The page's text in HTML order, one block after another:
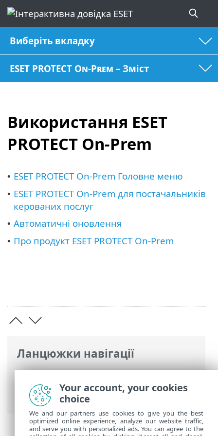
Виберіть вкладку
ESET PROTECT On-Prem – Зміст
Використання ESET
PROTECT On-Prem
Ланцюжки навігації
Інтерактивна довідка ESET>ESET
PROTECT On-Prem>Використання ESET
PROTECT On-Prem
• ESET PROTECT On-Prem Головне меню
• ESET PROTECT On-Prem для постачальників
керованих послуг
• Автоматичні оновлення
• Про продукт ESET PROTECT On-Prem
Your account, your cookies
choice
We and our partners use cookies to give you the best
optimized online experience, analyze our website traffic,
and serve you with personalized ads. You can agree to the